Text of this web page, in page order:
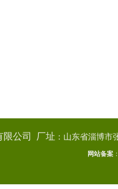
限公司 厂址 ：山东省淄博
网站备案：